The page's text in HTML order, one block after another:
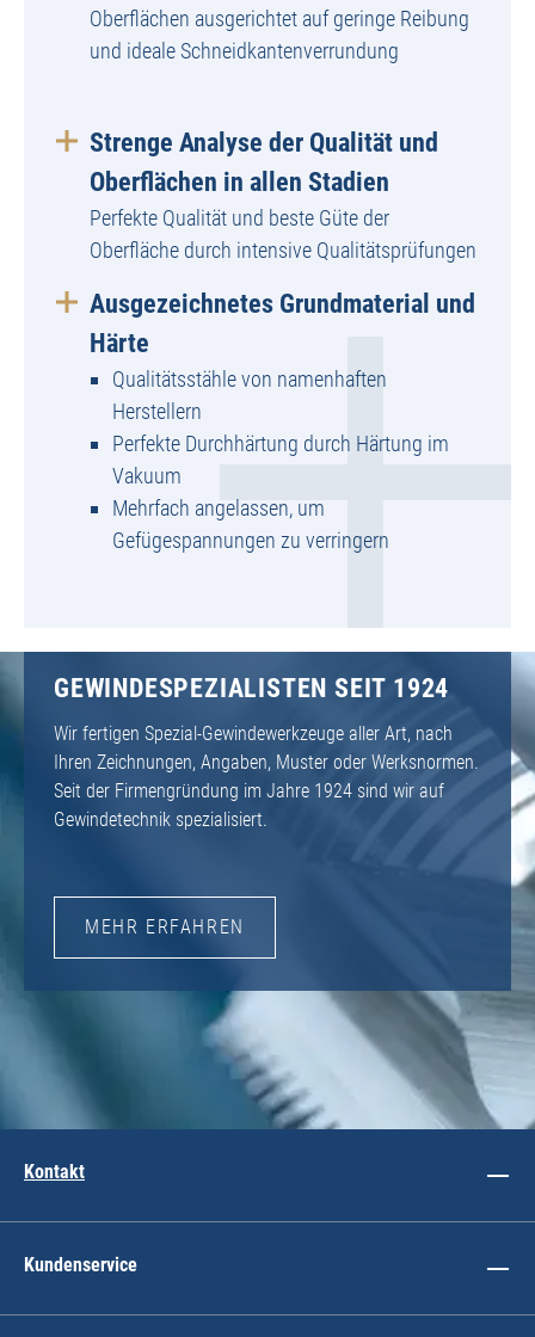
Oberflächen ausgerichtet auf geringe Reibung
und ideale Schneidkantenverrundung
Strenge Analyse der Qualität und
Oberflächen in allen Stadien
Perfekte Qualität und beste Güte der
Oberfläche durch intensive Qualitätsprüfungen
Ausgezeichnetes Grundmaterial und
Härte
Qualitätsstähle von namenhaften
Herstellern
Perfekte Durchhärtung durch Härtung im
Vakuum
Mehrfach angelassen, um
Gefügespannungen zu verringern
GEWINDESPEZIALISTEN SEIT 1924
Wir fertigen Spezial-Gewindewerkzeuge aller Art, nach
Ihren Zeichnungen, Angaben, Muster oder Werksnormen.
Seit der Firmengründung im Jahre 1924 sind wir auf
Gewindetechnik spezialisiert.
MEHR ERFAHREN
Kontakt
Kundenservice